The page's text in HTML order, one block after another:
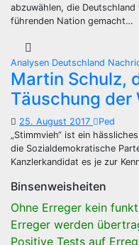
abzuwählen, die
führenden Nation gemacht…
Analysen Deutschland
Martin Schulz,
Täuschung der
25. August 2017
Ped
„Stimmvieh“ ist ein
die Sozialdemokratische
Kanzlerkandidat es je zur
Binsenweisheiten
Ohne Erreger kein
Erreger werden
Positive Tests auf